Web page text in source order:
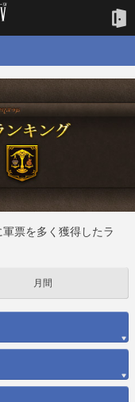
票を多く獲得したラ
月間